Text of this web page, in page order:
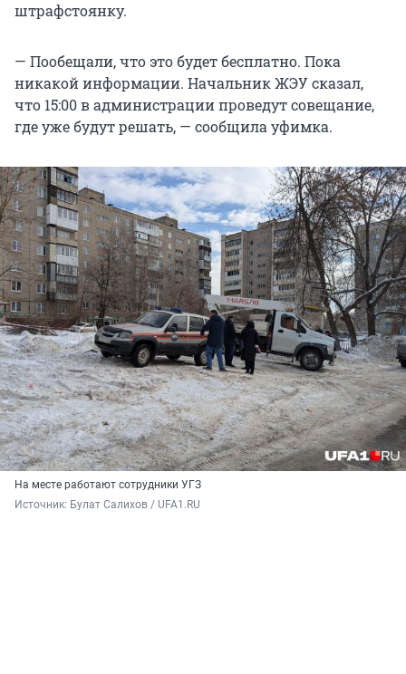
штрафстоянку.
— Пообещали, что это будет бесплатно. Пока
никакой информации. Начальник ЖЭУ сказал,
что 15:00 в администрации проведут совещание,
где уже будут решать, — сообщила уфимка.
На месте работают сотрудники УГЗ
Источник: Булат Салихов / UFA1.RU